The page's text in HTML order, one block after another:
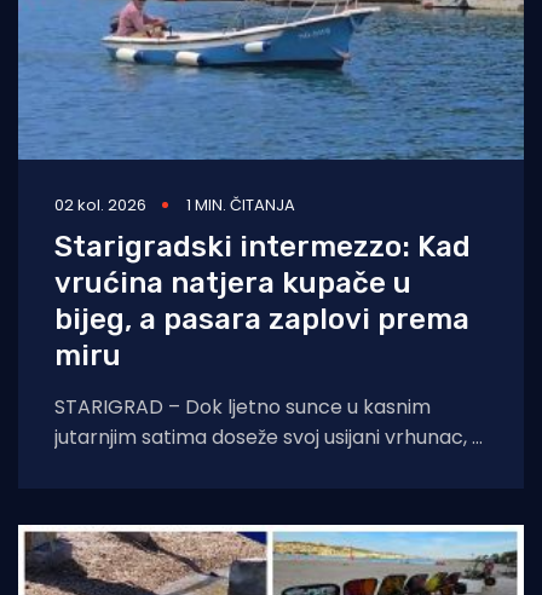
02 kol. 2026 1 MIN. ČITANJA
Starigradski intermezzo: Kad
vrućina natjera kupače u
bijeg, a pasara zaplovi prema
miru
STARIGRAD – Dok ljetno sunce u kasnim
jutarnjim satima doseže svoj usijani vrhunac, a